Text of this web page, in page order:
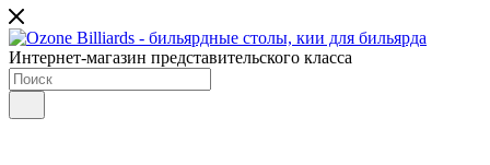
Интернет-магазин представительского класса